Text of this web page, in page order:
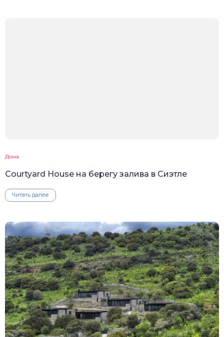
Дома
Courtyard House на берегу залива в Сиэтле
Читать далее